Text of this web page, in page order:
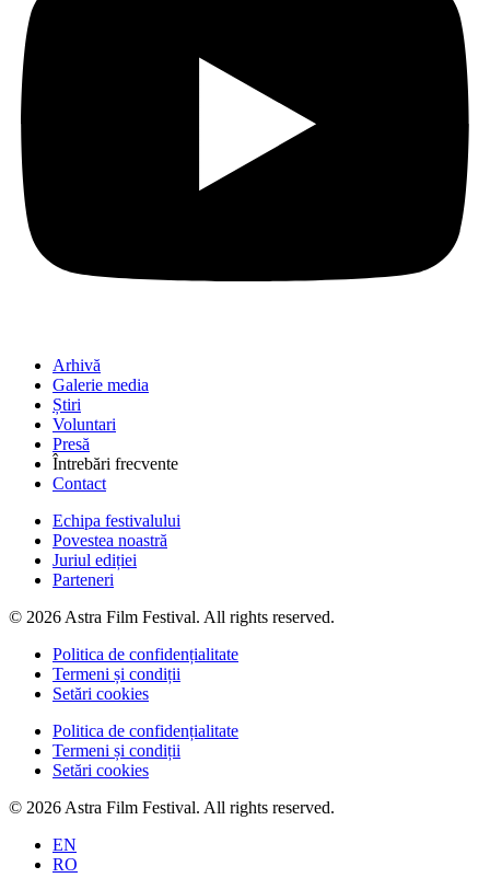
Arhivă
Galerie media
Știri
Voluntari
Presă
Întrebări frecvente
Contact
Echipa festivalului
Povestea noastră
Juriul ediției
Parteneri
© 2026 Astra Film Festival. All rights reserved.
Politica de confidențialitate
Termeni și condiții
Setări cookies
Politica de confidențialitate
Termeni și condiții
Setări cookies
© 2026 Astra Film Festival. All rights reserved.
EN
RO